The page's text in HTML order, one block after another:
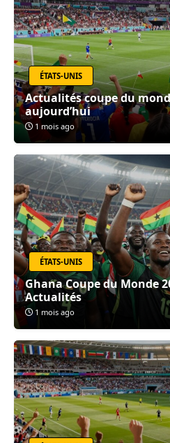
ÉTATS-UNIS
Actualités coupe du
aujourd’hui
1 mois ago
ÉTATS-UNIS
Ghana Coupe du Monde
Actualités
1 mois ago